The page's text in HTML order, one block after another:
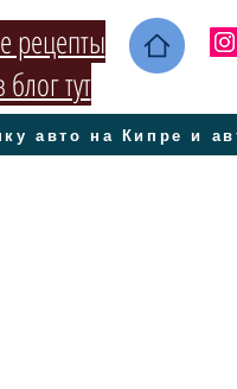
рецепты
тут
авто на Кипре и